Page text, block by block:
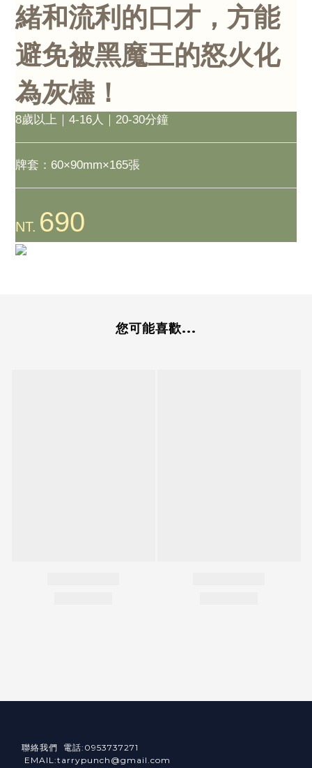
緒和流利的口才，方能
避免被黑魔王的怒火化
為灰燼！
8歲以上｜4-16人｜20-30分鐘
牌套：60×90mm×165張
NT. 690
您可能喜歡...
聯絡我們 電話:0953737271
EMAIL:tarrypunch@gmail.com